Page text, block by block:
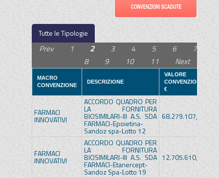
Tutte le Tipologie
Prev 1 2 3 4 5 6
7
8
9 10 11 Next
MACRO
CONVENZIONE
DESCRIZIONE
VALORE
CONVENZIONE
€
€
FARMACI
INNOVATIVI
ACCORDO QUADRO PER
LA FORNITURA
BIOSIMILARI-III A.S. SDA
FARMACI-Epoietina-
Sandoz spa-Lotto 12
68.279.107,68€
FARMACI
INNOVATIVI
ACCORDO QUADRO PER
LA FORNITURA
BIOSIMILARI-III A.S. SDA
FARMACI-Etanercept-
Sandoz Spa-Lotto 19
12.705.610,62€